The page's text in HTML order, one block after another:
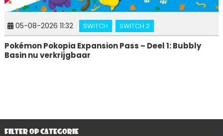
05-08-2026 11:32 SWITCH SWITCH 2
Pokémon Pokopia Expansion Pass – Deel 1: Bubbly
Basin nu verkrijgbaar
FILTER OP CATEGORIE